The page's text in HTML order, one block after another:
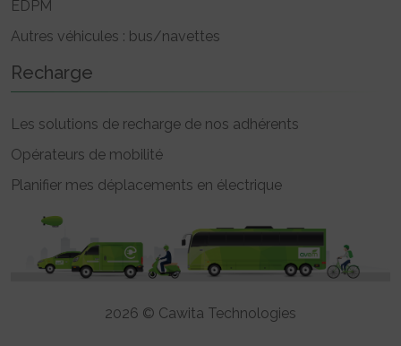
EDPM
Autres véhicules : bus/navettes
Recharge
Les solutions de recharge de nos adhérents
Opérateurs de mobilité
Planifier mes déplacements en électrique
2026 © Cawita Technologies